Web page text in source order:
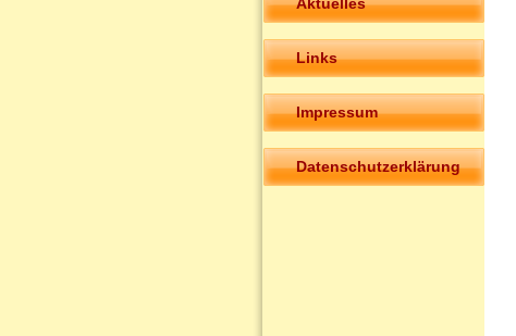
Links
Impressum
Datenschutzerklärung